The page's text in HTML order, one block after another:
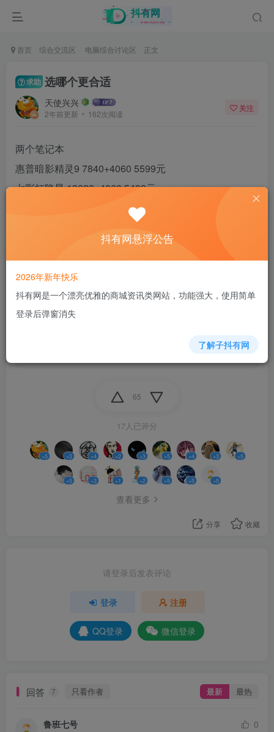
首页 综合交流区 电脑综合讨论区 正文
求助 选哪个更合适
天使兴兴
2年前更新 162次阅读
关注
两个笔记本
惠普暗影精灵9 7840+4060 5599元
七彩虹隐星 13620+4060 5499元
戏，哪个更合适，或者更性价比高
1. 7840+4060
65
17人已评分
+5 +3 +4 +2 +3 +5 +4 +3 +5
+5 +3 +1 +2 +5 +5 +5
查看更多
分享 收藏
请登录后发表评论
登录 注册
QQ登录 微信登录
回答 7 只看作者 最新 最热
鲁班七号
0
抖有网悬浮公告
2026年新年快乐
抖有网是一个漂亮优雅的商城资讯类网站，功能强大，使用简单
登录后弹窗消失
了解子抖有网